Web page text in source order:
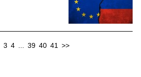
3 4 39 40 41 >>